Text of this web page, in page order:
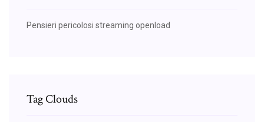
Pensieri pericolosi streaming openload
Tag Clouds